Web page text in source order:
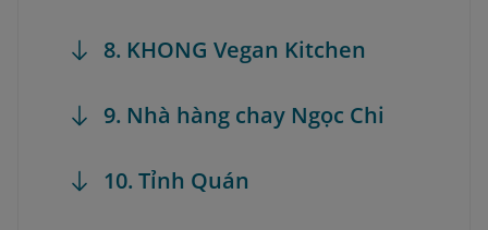
8. KHONG Vegan Kitchen
9. Nhà hàng chay Ngọc Chi
10. Tỉnh Quán